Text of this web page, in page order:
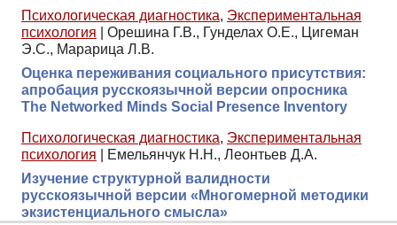
Психологическая диагностика, Экспериментальная
психология
Орешина Г.В., Гунделах О.Е., Цигеман
Э.С., Марарица Л.В.
Оценка переживания социального присутствия:
апробация русскоязычной версии опросника
The Networked Minds Social Presence Inventory
Психологическая диагностика, Экспериментальная
психология
Емельянчук Н.Н., Леонтьев Д.А.
Изучение структурной валидности
русскоязычной версии «Многомерной методики
экзистенциального смысла»